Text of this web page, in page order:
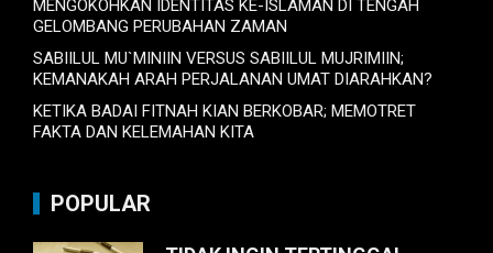
MENGOKOHKAN IDENTITAS KE-ISLAMAN DI TENGAH
GELOMBANG PERUBAHAN ZAMAN
SABIILUL MU`MINIIN VERSUS SABIILUL MUJRIMIIN;
KEMANAKAH ARAH PERJALANAN UMAT DIARAHKAN?
KETIKA BADAI FITNAH KIAN BERKOBAR; MEMOTRET
FAKTA DAN KELEMAHAN KITA
POPULAR